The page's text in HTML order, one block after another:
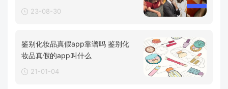
23-08-30
鉴别化妆品真假app靠谱吗 鉴别化
妆品真假的app叫什么
21-01-04